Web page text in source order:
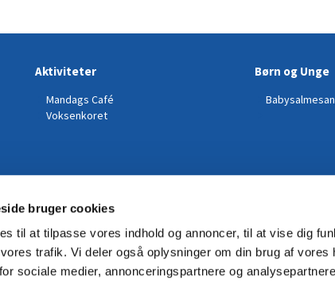
bruger cookies
til at tilpasse vores indhold og annoncer, til at vise dig
trafik. Vi deler også oplysninger om din brug af vores
sociale medier, annonceringspartnere og
Aktiviteter
Mandags Café
Voksenkoret
Børn og Unge